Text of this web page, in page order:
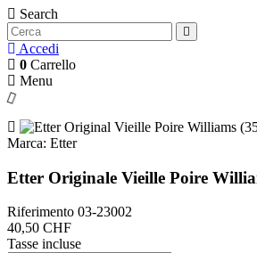
Search
Accedi
0 Carrello
Menu
Marca: Etter
Etter Originale Vieille Poire
Riferimento 03-23002
40,50 CHF
Tasse incluse